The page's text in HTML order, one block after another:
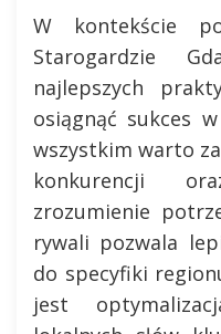
W kontekście
Starogardzie
najlepszych
osiągnąć sukces w
wszystkim warto
konkurencji
zrozumienie
rywali pozwala
do specyfiki
jest